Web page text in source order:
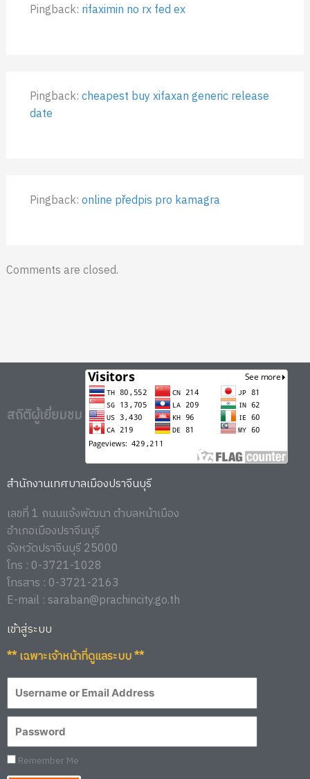
Pingback: rifaximin no rx fed ex
Pingback:cheapest buy xifaxan generic release
date
Pingback:online předpis pro kamagra
Comments are closed.
สถิติผู้เยี่ยมชม
สำนักงานเทศบาลเมืองปราจีนบุรี
เลขที่ 1 ถนนแจ้งพัฒนา ตำบลหน้าเมือง
อำเภอเมืองปราจีนบุรี
จังหวัดปราจีนบุรี 25000
โทร : 0-3721-1028
โทรสาร : 0-3721-2163
E-mail : saraban@prachincity.go.th
เข้าสู่ระบบ
** เฉพาะเจ้าหน้าที่ดูแลระบบ **
Remember Me